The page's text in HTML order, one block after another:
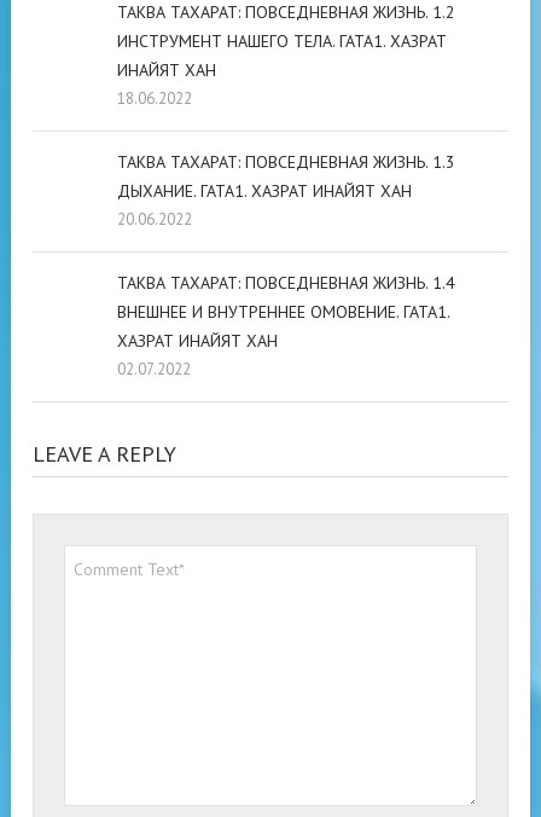
ТАКВА ТАХАРАТ: ПОВСЕДНЕВНАЯ ЖИЗНЬ. 1.2
ИНСТРУМЕНТ НАШЕГО ТЕЛА. ГАТА1. ХАЗРАТ
ИНАЙЯТ ХАН
18.06.2022
ТАКВА ТАХАРАТ: ПОВСЕДНЕВНАЯ ЖИЗНЬ. 1.3
ДЫХАНИЕ. ГАТА1. ХАЗРАТ ИНАЙЯТ ХАН
20.06.2022
ТАКВА ТАХАРАТ: ПОВСЕДНЕВНАЯ ЖИЗНЬ. 1.4
ВНЕШНЕЕ И ВНУТРЕННЕЕ ОМОВЕНИЕ. ГАТА1.
ХАЗРАТ ИНАЙЯТ ХАН
02.07.2022
LEAVE A REPLY